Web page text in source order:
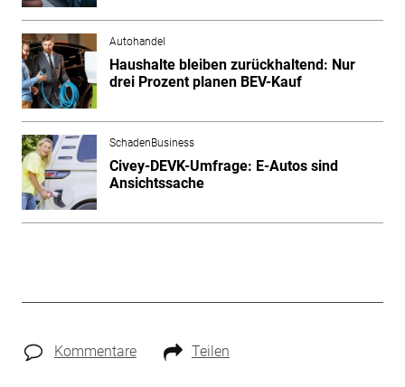
Autohandel
Haushalte bleiben zurückhaltend: Nur
drei Prozent planen BEV-Kauf
SchadenBusiness
Civey-DEVK-Umfrage: E-Autos sind
Ansichtssache
Kommentare Teilen